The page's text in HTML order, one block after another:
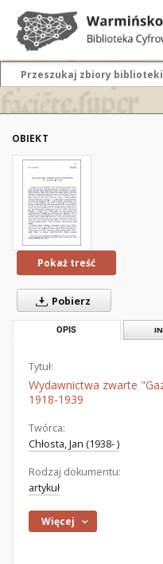
OBIEKT
Pokaż treść
Pobierz
OPIS
Tytuł:
Wydawnictwa zwarte
1918-1939
Twórca:
Chłosta, Jan (1938- )
Rodzaj dokumentu:
artykuł
Więcej